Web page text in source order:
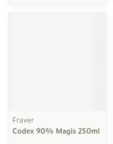
Fraver
Codex 90% Magis 250ml